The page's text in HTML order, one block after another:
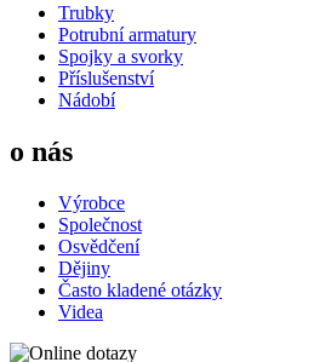
Trubky
Potrubní armatury
Spojky a svorky
Příslušenství
Nádobí
o nás
Výrobce
Společnost
Osvědčení
Dějiny
Často kladené otázky
Videa